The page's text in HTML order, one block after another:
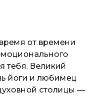
от времени
тебя. Великий
йоги и любимец
столицы —